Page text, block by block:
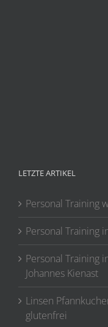
LETZTE ARTIKEL
Personal Training
Personal Training
Personal Training
Johannes Kienast
Linsen
glutenfrei